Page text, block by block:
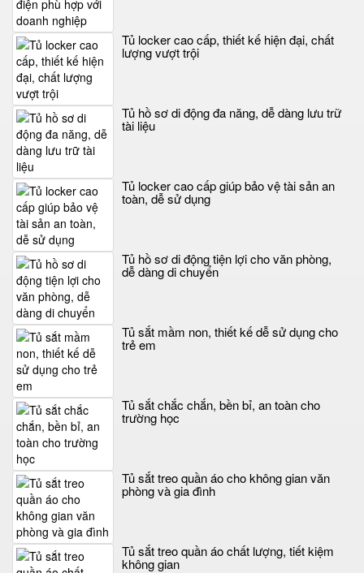
Tủ locker cao cấp, thiết kế hiện đại, chất
lượng vượt trội
Tủ hồ sơ di động đa năng, dễ dàng lưu trữ
tài liệu
Tủ locker cao cấp giúp bảo vệ tài sản an
toàn, dễ sử dụng
Tủ hồ sơ di động tiện lợi cho văn phòng,
dễ dàng di chuyển
Tủ sắt mầm non, thiết kế dễ sử dụng cho
trẻ em
Tủ sắt chắc chắn, bền bỉ, an toàn cho
trường học
Tủ sắt treo quần áo cho không gian văn
phòng và gia đình
Tủ sắt treo quần áo chất lượng, tiết kiệm
không gian